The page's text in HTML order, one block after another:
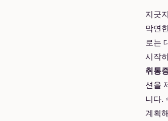
지긋
막연
로는
시작
취통
션을
니다.
계획